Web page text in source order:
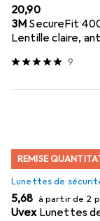
EUR
20,90
3M SecureFit
Lentille claire,
9
REMISE
Lunettes de
EUR
5,68 à partir de 2
Uvex Lunettes